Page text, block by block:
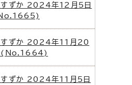
すずか 2024年12月5日
すずか 2024年11月20
(No.1664)
すずか 2024年11月5日